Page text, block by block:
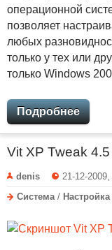
операционной
позволяет
любых
только у тех или
только Windows
Подробнее
Vit XP Tweak 4.5
denis 21-12-
Система / Настройка